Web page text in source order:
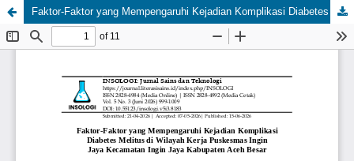
Faktor-Faktor yang Mempengaruhi Kejadian Komplikasi Diabetes Melitus di Wilayah Kerja Puskesmas Ingin Jaya Kecamatan Ingin Jaya Kabupaten Aceh Besar